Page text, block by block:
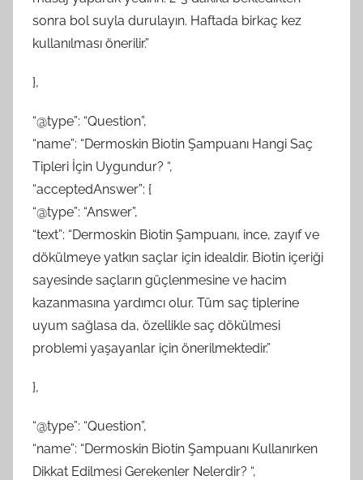
sonra bol suyla durulayın. Haftada birkaç kez
kullanılması önerilir.”
},
“@type”: “Question”,
“name”: “Dermoskin Biotin Şampuanı Hangi Saç
Tipleri İçin Uygundur? “,
“acceptedAnswer”: {
“@type”: “Answer”,
“text”: “Dermoskin Biotin Şampuanı, ince, zayıf ve
dökülmeye yatkın saçlar için idealdir. Biotin içeriği
sayesinde saçların güçlenmesine ve hacim
kazanmasına yardımcı olur. Tüm saç tiplerine
uyum sağlasa da, özellikle saç dökülmesi
problemi yaşayanlar için önerilmektedir.”
},
“@type”: “Question”,
“name”: “Dermoskin Biotin Şampuanı Kullanırken
Dikkat Edilmesi Gerekenler Nelerdir? “,